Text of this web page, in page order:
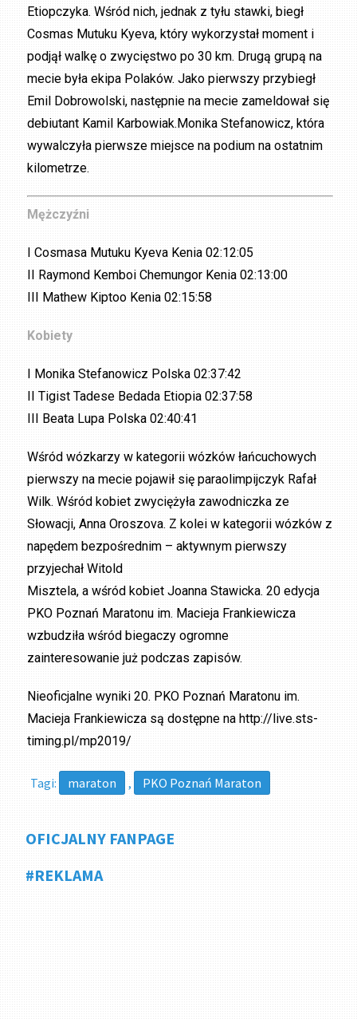
Etiopczyka. Wśród nich, jednak z tyłu stawki, biegł
Cosmas Mutuku Kyeva, który wykorzystał moment i
podjął walkę o zwycięstwo po 30 km. Drugą grupą na
mecie była ekipa Polaków. Jako pierwszy przybiegł
Emil Dobrowolski, następnie na mecie zameldował się
debiutant Kamil Karbowiak.Monika Stefanowicz, która
wywalczyła pierwsze miejsce na podium na ostatnim
kilometrze.
Mężczyźni
I Cosmasa Mutuku Kyeva Kenia 02:12:05
II Raymond Kemboi Chemungor Kenia 02:13:00
III Mathew Kiptoo Kenia 02:15:58
Kobiety
I Monika Stefanowicz Polska 02:37:42
II Tigist Tadese Bedada Etiopia 02:37:58
III Beata Lupa Polska 02:40:41
Wśród wózkarzy w kategorii wózków łańcuchowych
pierwszy na mecie pojawił się paraolimpijczyk Rafał
Wilk. Wśród kobiet zwyciężyła zawodniczka ze
Słowacji, Anna Oroszova. Z kolei w kategorii wózków z
napędem bezpośrednim – aktywnym pierwszy
przyjechał Witold
Misztela, a wśród kobiet Joanna Stawicka. 20 edycja
PKO Poznań Maratonu im. Macieja Frankiewicza
wzbudziła wśród biegaczy ogromne
zainteresowanie już podczas zapisów.
Nieoficjalne wyniki 20. PKO Poznań Maratonu im.
Macieja Frankiewicza są dostępne na http://live.sts-
timing.pl/mp2019/
Tagi: maraton , PKO Poznań Maraton
OFICJALNY FANPAGE
#REKLAMA